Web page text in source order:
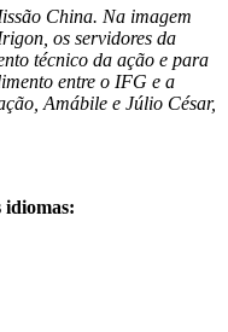
China. Na imagem
os servidores da
técnico da ação e para
entre o IFG e a
Amábile e Júlio César,
idiomas: